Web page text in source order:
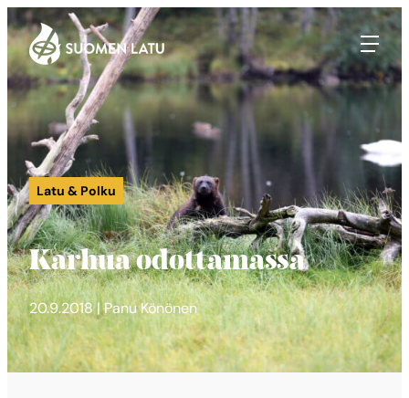
Siirry
suoraan
sisältöön
Suomen Latu
Latu & Polku
Karhua odottamassa
20.9.2018 | Panu Könönen